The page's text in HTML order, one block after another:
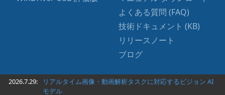
よくある質問 (FAQ)
技術ドキュメント (KB)
リリースノート
ブログ
2026.7.29:
リアルタイム画像・動画解析タスクに対応するビジョン AI
モデル